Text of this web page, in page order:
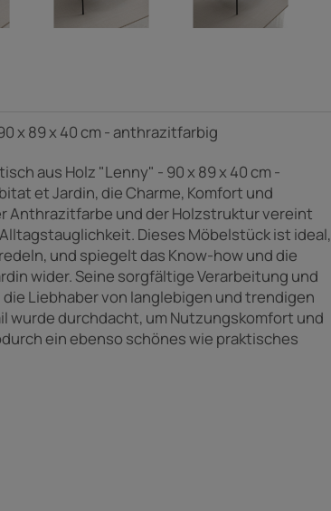
x 89 x 40 cm - anthrazitfarbig
aus Holz "Lenny" - 90 x 89 x 40 cm -
et Jardin, die Charme, Komfort und
Anthrazitfarbe und der Holzstruktur vereint
Dieses Möbelstück ist ideal,
und spiegelt das Know-how und die
wider. Seine sorgfältige Verarbeitung und
Liebhaber von langlebigen und trendigen
wurde durchdacht, um Nutzungskomfort und
ein ebenso schönes wie praktisches